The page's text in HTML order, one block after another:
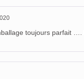
toujours parfait